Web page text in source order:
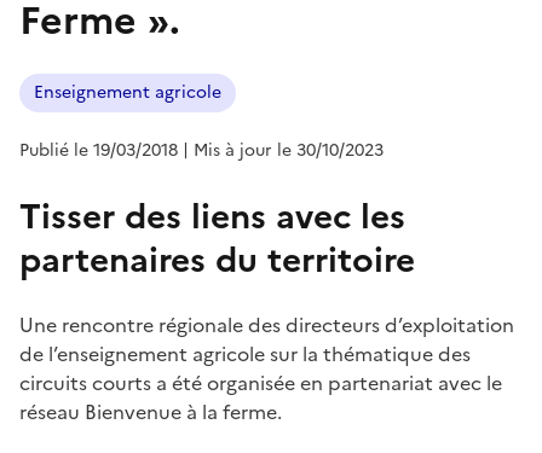
Ferme ».
Enseignement agricole
Publié le 19/03/2018 | Mis à jour le 30/10/2023
Tisser des liens avec les
partenaires du territoire
Une rencontre régionale des directeurs d’exploitation
de l’enseignement agricole sur la thématique des
circuits courts a été organisée en partenariat avec le
réseau Bienvenue à la ferme.